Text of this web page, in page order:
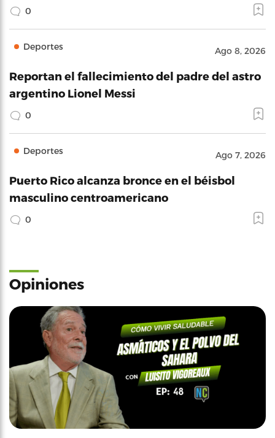
0
Deportes Ago 8, 2026
Reportan el fallecimiento del padre del astro
argentino Lionel Messi
0
Deportes Ago 7, 2026
Puerto Rico alcanza bronce en el béisbol
masculino centroamericano
0
Opiniones